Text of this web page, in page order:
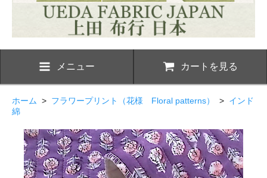
メニュー カートを見る
ホーム > フラワープリント（花様 Floral patterns） > インド
綿